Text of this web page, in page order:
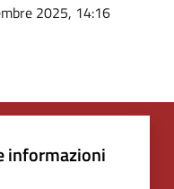
2025, 14:16
informazioni